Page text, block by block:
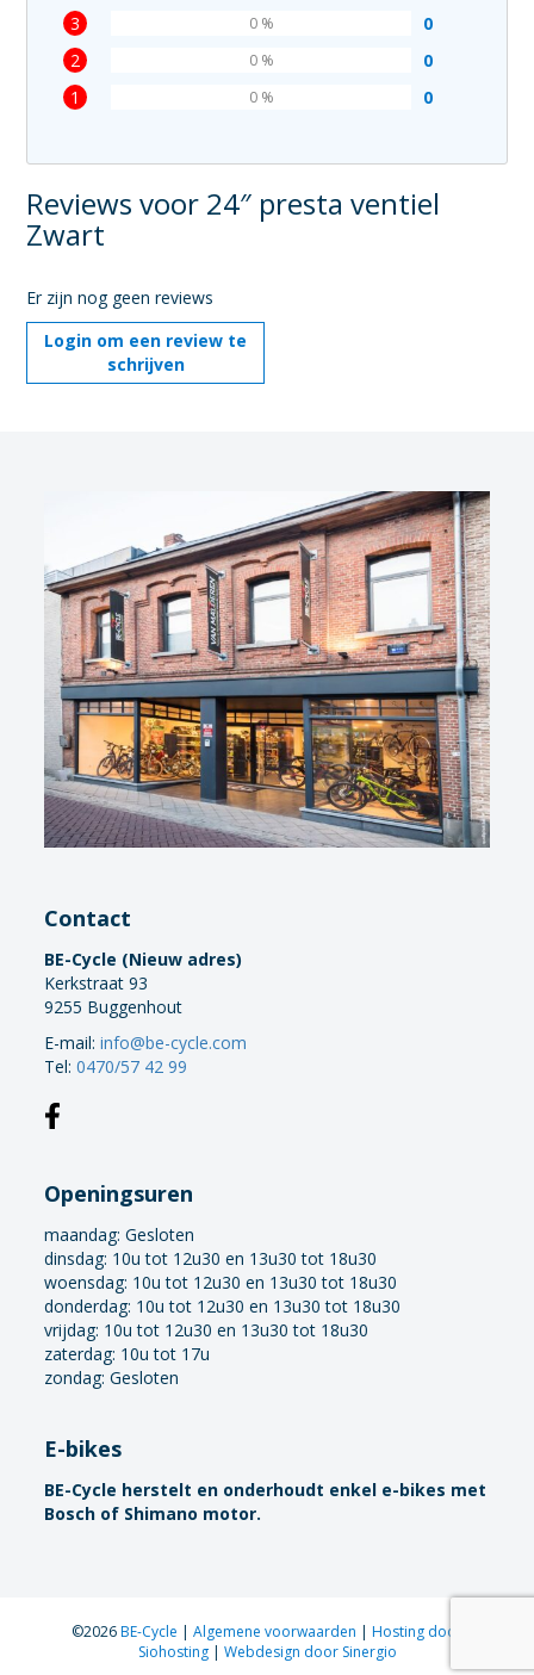
3 0
0 %
2 0
0 %
1 0
0 %
Reviews voor 24″ presta ventiel
Zwart
Er zijn nog geen reviews
Login om een review te
schrijven
Contact
BE-Cycle (Nieuw adres)
Kerkstraat 93
9255 Buggenhout
E-mail:info@be-cycle.com
Tel:0470/57 42 99
Openingsuren
maandag:Gesloten
dinsdag: 10u tot 12u30 en 13u30 tot 18u30
woensdag: 10u tot 12u30 en 13u30 tot 18u30
donderdag: 10u tot 12u30 en 13u30 tot 18u30
vrijdag: 10u tot 12u30 en 13u30 tot 18u30
zaterdag: 10u tot 17u
zondag: Gesloten
E-bikes
BE-Cycle herstelt en onderhoudt enkel e-bikes met
Bosch of Shimano motor.
©2026BE-Cycle | Algemene voorwaarden | Hosting door
Siohosting | Webdesign door Sinergio